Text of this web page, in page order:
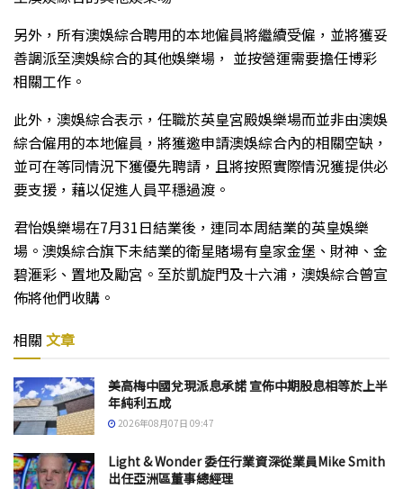
另外，所有澳娛綜合聘用的本地僱員將繼續受僱，並將獲妥
善調派至澳娛綜合的其他娛樂場， 並按營運需要擔任博彩
相關工作。
此外，澳娛綜合表示，任職於英皇宮殿娛樂場而並非由澳娛
綜合僱用的本地僱員，將獲邀申請澳娛綜合內的相關空缺，
並可在等同情況下獲優先聘請，且將按照實際情況獲提供必
要支援，藉以促進人員平穩過渡。
君怡娛樂場在7月31日結業後，連同本周結業的英皇娛樂
場。澳娛綜合旗下未結業的衛星賭場有皇家金堡、財神、金
碧滙彩、置地及勵宮。至於凱旋門及十六浦，澳娛綜合曾宣
佈將他們收購。
相關 文章
美高梅中國兌現派息承諾 宣佈中期股息相等於上半
年純利五成
2026年08月07日 09:47
Light & Wonder 委任行業資深從業員Mike Smith
出任亞洲區董事總經理